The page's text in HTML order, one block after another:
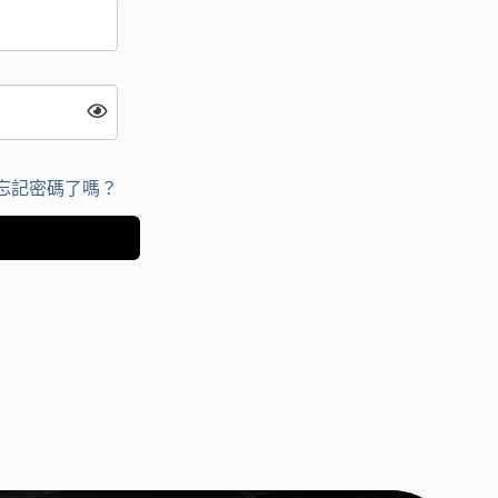
記密碼了嗎？